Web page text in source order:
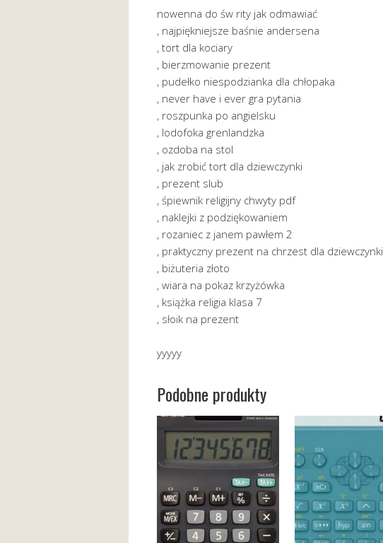
nowenna do św rity jak odmawiać
, najpiękniejsze baśnie andersena
, tort dla kociary
, bierzmowanie prezent
, pudełko niespodzianka dla chłopaka
, never have i ever gra pytania
, roszpunka po angielsku
, lodofoka grenlandzka
, ozdoba na stol
, jak zrobić tort dla dziewczynki
, prezent slub
, śpiewnik religijny chwyty pdf
, naklejki z podziękowaniem
, rozaniec z janem pawłem 2
, praktyczny prezent na chrzest dla dziewczynki
, biżuteria złoto
, wiara na pokaz krzyżówka
, książka religia klasa 7
, słoik na prezent
yyyyy
Podobne produkty